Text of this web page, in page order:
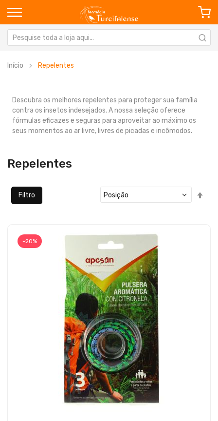
Início Repelentes
Descubra os melhores repelentes para proteger sua família
contra os insetos indesejados. A nossa seleção oferece
fórmulas eficazes e seguras para aproveitar ao máximo os
seus momentos ao ar livre, livres de picadas e incômodos.
Repelentes
Filtro
-20%